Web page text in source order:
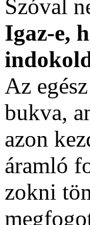
Szóval
Igaz-e,
Az
bukva,
azon
áramló
zokni